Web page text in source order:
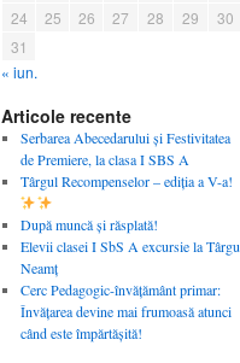
24
25 26 27 28 29
30
31
« iun.
Articole recente
Serbarea Abecedarului și Festivitatea
de Premiere, la clasa I SBS A
Târgul Recompenselor – ediția a V-a!
După muncă și răsplată!
Elevii clasei I SbS A excursie la Târgu
Neamț
Cerc Pedagogic-învățământ primar:
Învățarea devine mai frumoasă atunci
când este împărtășită!